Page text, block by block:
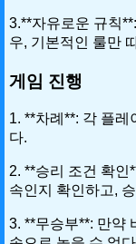
3.**자유로운 규칙
우, 기본적인 룰만
게임 진행
1. **차례**: 각 플레
다.
2. **승리 조건 확인
속인지 확인하고,
3. **무승부**: 만약